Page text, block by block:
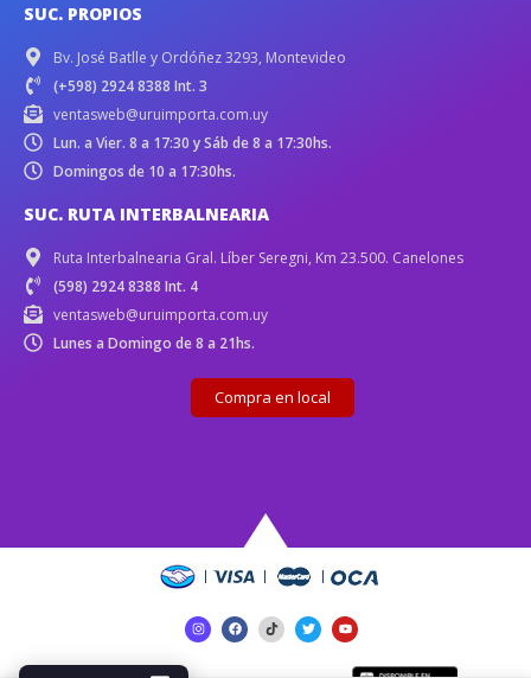
SUC. PROPIOS
Bv. José Batlle y Ordóñez 3293, Montevideo
(+598) 2924 8388 Int. 3
ventasweb@uruimporta.com.uy
Lun. a Vier. 8 a 17:30 y Sáb de 8 a 17:30hs.
Domingos de 10 a 17:30hs.
SUC. RUTA INTERBALNEARIA
Ruta Interbalnearia Gral. Líber Seregni, Km 23.500. Canelones
(598) 2924 8388 Int. 4
ventasweb@uruimporta.com.uy
Lunes a Domingo de 8 a 21hs.
Compra en local